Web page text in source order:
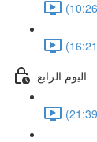
اليوم الرابع